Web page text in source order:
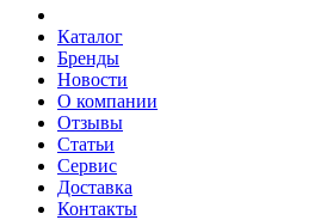
Каталог
Бренды
Новости
О компании
Отзывы
Статьи
Сервис
Доставка
Контакты